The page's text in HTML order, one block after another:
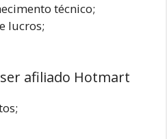
técnico;
lucros;
afiliado Hotmart